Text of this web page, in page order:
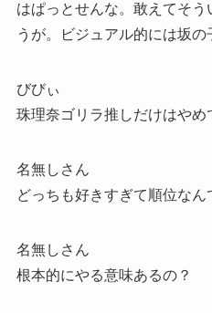
はぱっとせんな。敢えてそ
うが。ビジュアル的には坂の
びびぃ
珠理奈ゴリラ推しだけはやめ
名無しさん
どっちも好きすぎて順位なん
名無しさん
根本的にやる意味あるの？